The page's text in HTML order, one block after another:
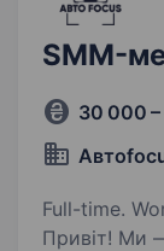
SMM-
30 000
Full-time.
Привіт! Ми